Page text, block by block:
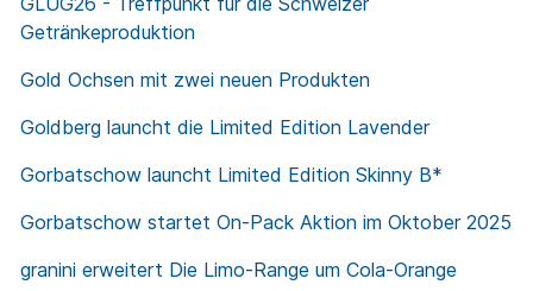
Getränkeproduktion
Gold Ochsen mit zwei neuen Produkten
Goldberg launcht die Limited Edition Lavender
Gorbatschow launcht Limited Edition Skinny B*
Gorbatschow startet On-Pack Aktion im Oktober 2025
granini erweitert Die Limo-Range um Cola-Orange